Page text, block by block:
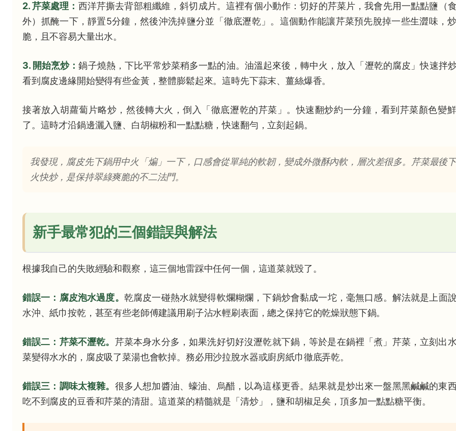
2. 芹菜處理： 西洋芹撕去背部粗纖維，斜切成片。這裡有個小動作：切好的芹菜片，我會先用一點點鹽（
外）抓醃一下，靜置5分鐘，然後沖洗掉鹽分並「徹底瀝乾」。這個動作能讓芹菜預先脫掉一些生澀味，
脆，且不容易大量出水。
3. 開始烹炒：鍋子燒熱，下比平常炒菜稍多一點的油。油溫起來後，轉中火，放入「瀝乾的腐皮」快速拌
看到腐皮邊緣開始變得有些金黃，整體膨鬆起來。這時先下蒜末、薑絲爆香。
接著放入胡蘿蔔片略炒，然後轉大火，倒入「徹底瀝乾的芹菜」。快速翻炒約一分鐘，看到芹菜顏色變
了。這時才沿鍋邊灑入鹽、白胡椒粉和一點點糖，快速翻勻，立刻起鍋。
我發現，腐皮先下鍋用中火「煸」一下，口感會從單純的軟韌，變成外微酥內軟，層次差很多。芹菜最後
火快炒，是保持翠綠爽脆的不二法門。
新手最常犯的三個錯誤與解法
根據我自己的失敗經驗和觀察，這三個地雷踩中任何一個，這道菜就毀了。
錯誤一：腐皮泡水過度。 乾腐皮一碰熱水就變得軟爛糊爛，下鍋炒會黏成一坨，毫無口感。解法就是上面
水沖、紙巾按乾，甚至有些老師傅建議用刷子沾水輕刷表面，總之保持它的乾燥狀態下鍋。
錯誤二：芹菜不瀝乾。 芹菜本身水分多，如果洗好切好沒瀝乾就下鍋，等於是在鍋裡「煮」芹菜，立刻出
菜變得水水的，腐皮吸了菜湯也會軟掉。務必用沙拉脫水器或廚房紙巾徹底弄乾。
錯誤三：調味太複雜。 很多人想加醬油、蠔油、烏醋，以為這樣更香。結果就是炒出來一盤黑黑鹹鹹的東
吃不到腐皮的豆香和芹菜的清甜。這道菜的精髓就是「清炒」，鹽和胡椒足矣，頂多加一點點糖平衡。